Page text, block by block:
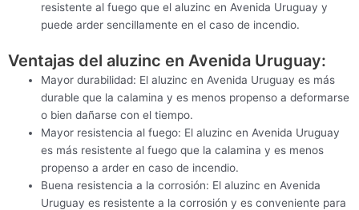
resistente al fuego que el aluzinc en Avenida Uruguay y
puede arder sencillamente en el caso de incendio.
Ventajas del aluzinc en Avenida Uruguay:
Mayor durabilidad: El aluzinc en Avenida Uruguay es más
durable que la calamina y es menos propenso a deformarse
o bien dañarse con el tiempo.
Mayor resistencia al fuego: El aluzinc en Avenida Uruguay
es más resistente al fuego que la calamina y es menos
propenso a arder en caso de incendio.
Buena resistencia a la corrosión: El aluzinc en Avenida
Uruguay es resistente a la corrosión y es conveniente para